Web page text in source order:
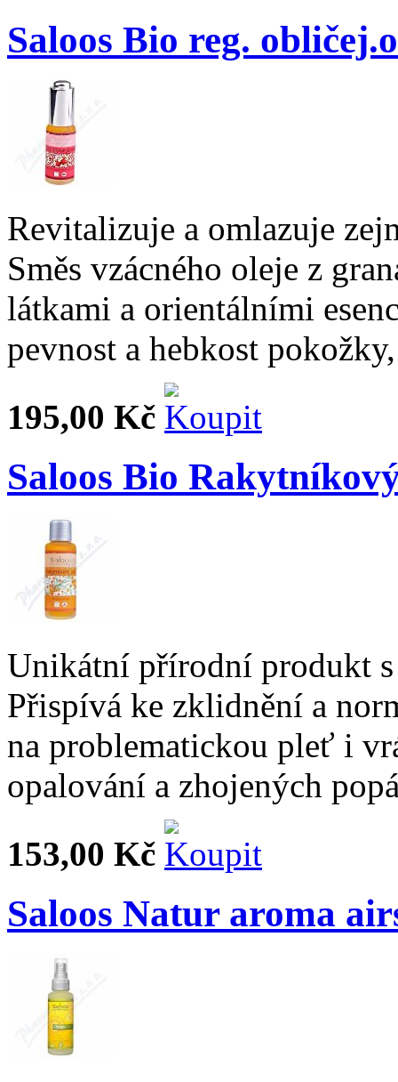
Saloos Bio reg.
Revitalizuje a omlazuje
Směs vzácného oleje z
látkami a orientálními
pevnost a hebkost
195,00 Kč
Saloos Bio
Unikátní přírodní produkt
Přispívá ke zklidnění a
na problematickou pleť i
opalování a zhojených
153,00 Kč
Saloos Natur aroma